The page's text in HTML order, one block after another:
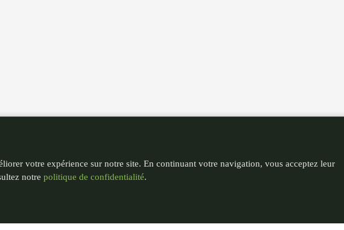
votre expérience sur notre site. En continuant votre navigation, vous acceptez leur
notre politique de confidentialité.